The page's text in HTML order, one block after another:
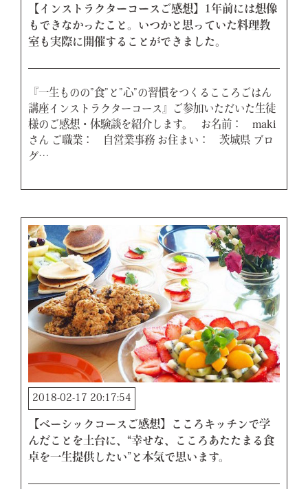
【インストラクターコースご感想】1年前には想像
もできなかったこと。いつかと思っていた料理教
室も実際に開催することができました。
『一生ものの”食”と”心”の習慣をつくるこころごはん
講座インストラクターコース』ご参加いただいた生徒
様のご感想・体験談を紹介します。 お名前： maki
さん ご職業： 自営業事務 お住まい： 茨城県 ブロ
グ…
2018-02-17 20:17:54
【ベーシックコースご感想】こころキッチンで学
んだことを土台に、“幸せな、こころあたたまる食
卓を一生提供したい”と本気で思います。